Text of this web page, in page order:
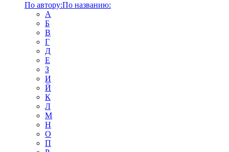
По автору:По названию:
А
Б
В
Г
Д
Е
З
И
Й
К
Л
М
Н
О
П